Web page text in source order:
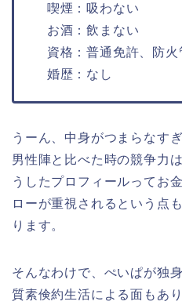
喫煙：吸わない
お酒：飲まない
資格：普通免許、防火
婚歴：なし
うーん、中身がつまらなす
男性陣と比べた時の競争力
うしたプロフィールってお
ローが重視されるという点
ります。
そんなわけで、ぺいぱが独
質素倹約生活による面もあ